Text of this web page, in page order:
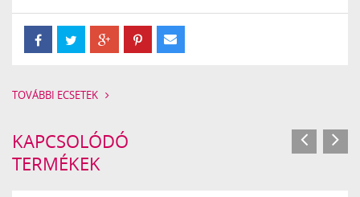
TOVÁBBI ECSETEK
KAPCSOLÓDÓ
TERMÉKEK